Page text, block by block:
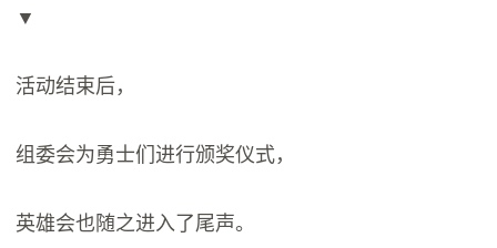
▼
活动结束后，
组委会为勇士们进行颁奖仪式，
英雄会也随之进入了尾声。